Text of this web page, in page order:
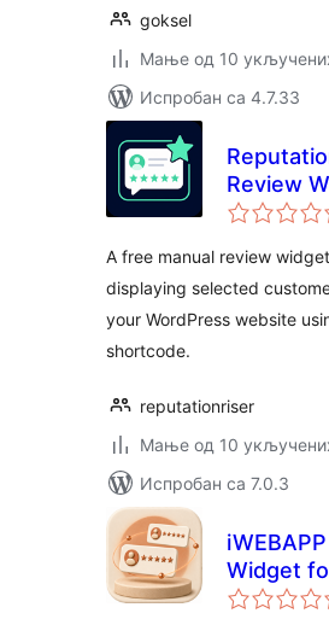
goksel
Мање од 10
Испробан са 4.7.33
Review
A free manual review
displaying selected
your WordPress website
shortcode.
reputationriser
Мање од 10
Испробан са 7.0.3
Widget
Reviews